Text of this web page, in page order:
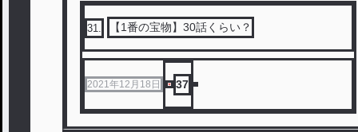
31 【1番の宝物】30話くらい？
2021年12月18日 37